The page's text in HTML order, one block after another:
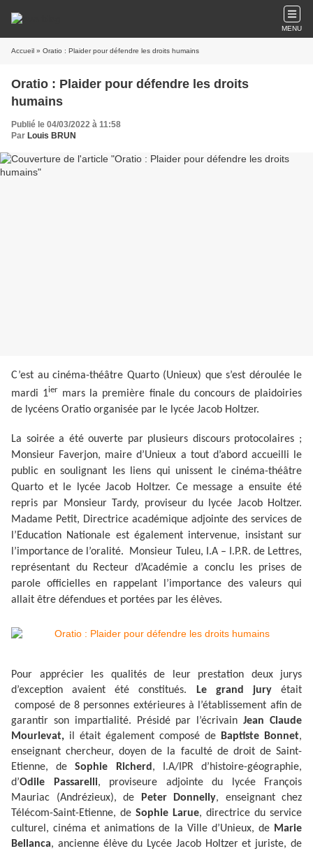
MENU
Accueil » Oratio : Plaider pour défendre les droits humains
Oratio : Plaider pour défendre les droits
humains
Publié le 04/03/2022 à 11:58
Par Louis BRUN
C’est au cinéma-théâtre Quarto (Unieux) que s’est déroulée le
mardi 1ier mars la première finale du concours de plaidoiries
de lycéens Oratio organisée par le lycée Jacob Holtzer.
La soirée a été ouverte par plusieurs discours protocolaires ;
Monsieur Faverjon, maire d’Unieux a tout d’abord accueilli le
public en soulignant les liens qui unissent le cinéma-théâtre
Quarto et le lycée Jacob Holtzer. Ce message a ensuite été
repris par Monsieur Tardy, proviseur du lycée Jacob Holtzer.
Madame Petit, Directrice académique adjointe des services de
l’Education Nationale est également intervenue, insistant sur
l’importance de l’oralité. Monsieur Tuleu, I.A – I.P.R. de Lettres,
représentant du Recteur d’Académie a conclu les prises de
parole officielles en rappelant l’importance des valeurs qui
allait être défendues et portées par les élèves.
Pour apprécier les qualités de leur prestation deux jurys
d’exception avaient été constitués.
Le grand juryétait
composé de 8 personnes extérieures à l’établissement afin de
garantir son impartialité. Présidé par l’écrivainJean Claude
Mourlevat, il était également composé de Baptiste Bonnet,
enseignant chercheur, doyen de la faculté de droit de Saint-
Etienne, deSophie Richerd , I.A/IPR d’histoire-géographie,
d’Odile Passarelli, proviseure adjointe du lycée François
Mauriac (Andrézieux), de
Peter Donnelly, enseignant chez
Télécom-Saint-Etienne, de Sophie Larue, directrice du service
culturel, cinéma et animations de la Ville d’Unieux, de Marie
Bellanca, ancienne élève du Lycée Jacob Holtzer et juriste, de